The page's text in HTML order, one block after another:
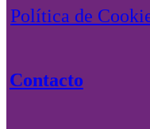
Política de
Contacto